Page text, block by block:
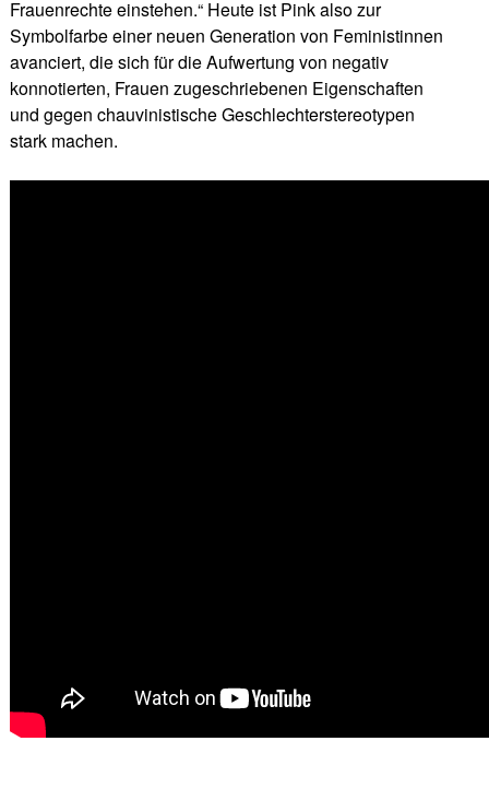
Frauenrechte einstehen.“ Heute ist Pink also zur
Symbolfarbe einer neuen Generation von Feministinnen
avanciert, die sich für die Aufwertung von negativ
konnotierten, Frauen zugeschriebenen Eigenschaften
und gegen chauvinistische Geschlechterstereotypen
stark machen.